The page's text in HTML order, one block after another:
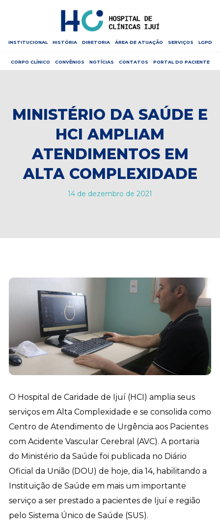
INSTITUCIONAL HISTÓRIA DIRETORIA ÁREA DE ATUAÇÃO SERVIÇOS LGPD
CORPO CLÍNICO CONVÊNIOS NOTÍCIAS CONTATOS PORTAL DO PACIENTE
MINISTÉRIO DA SAÚDE E
HCI AMPLIAM
ATENDIMENTOS EM
ALTA COMPLEXIDADE
14 de dezembro de 2021
O Hospital de Caridade de Ijuí (HCI) amplia seus
serviços em Alta Complexidade e se consolida como
Centro de Atendimento de Urgência aos Pacientes
com Acidente Vascular Cerebral (AVC). A portaria
do Ministério da Saúde foi publicada no Diário
Oficial da União (DOU) de hoje, dia 14, habilitando a
Instituição de Saúde em mais um importante
serviço a ser prestado a pacientes de Ijuí e região
pelo Sistema Único de Saúde (SUS).